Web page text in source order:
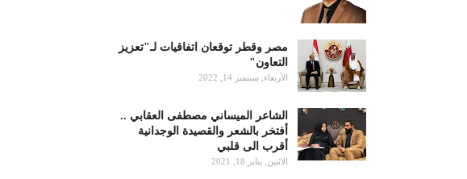
مصر وقطر توقعان اتفاقيات لـ"تعزيز
التعاون"
الأربعاء, سبتمبر 14, 2022
الشاعر الميساني مصطفى العقابي ..
أفتخر بالشعر والقصيدة الوجدانية
أقرب الى قلبي
الاثنين, يناير 18, 2021